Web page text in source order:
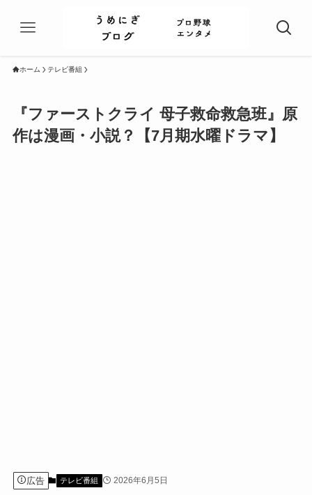
ホーム テレビ番組
『ファーストクライ 母子救命救急班』原
作は漫画・小説？【7月期水曜ドラマ】
広告 テレビ番組 2026年6月5日